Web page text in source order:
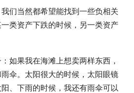
们当然都希望能找到一些负相关
类资产下跌的时候，另一类资产
如果我在海滩上想卖两样东西，
伞。太阳很大的时候，太阳眼镜
、下雨的时候，我还有雨伞可以